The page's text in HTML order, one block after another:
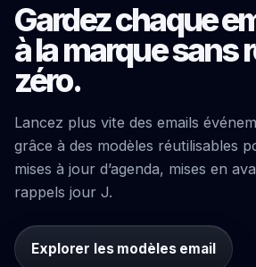
Gardez chaque
à la marque sans
zéro.
Lancez plus vite des emails
grâce à des modèles réutilisables
mises à jour d’agenda, mises en
rappels jour J.
Explorer les modèles email